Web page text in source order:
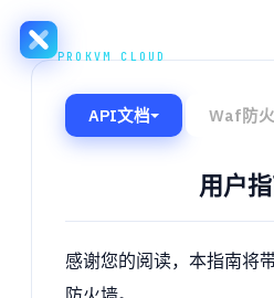
PROKVM CLOUD
API文档 Waf防
用户
感谢您的阅读，本指南将